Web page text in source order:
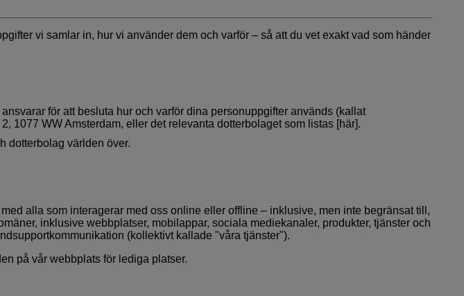
vi samlar in, hur vi använder dem och varför – så att du vet exakt vad som händer
för att besluta hur och varför dina personuppgifter används (kallat
1077 WW Amsterdam, eller det relevanta dotterbolaget som listas [här].
dotterbolag världen över.
alla som interagerar med oss online eller offline – inklusive, men inte begränsat till,
inklusive webbplatser, mobilappar, sociala mediekanaler, produkter, tjänster och
(kollektivt kallade "våra tjänster").
på vår webbplats för lediga platser.